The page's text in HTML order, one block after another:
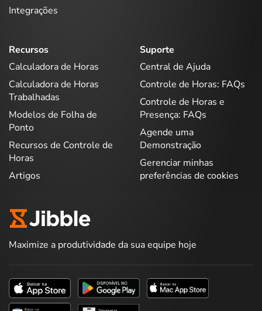
Integrações
Recursos
Calculadora de Horas
Calculadora de Horas
Trabalhadas
Modelos de Folha de
Ponto
Recursos de Controle de
Horas
Artigos
Suporte
Central de Ajuda
Controle de Horas: FAQs
Controle de Horas e
Presença: FAQs
Agende uma
Demonstração
Gerenciar minhas
preferências de cookies
Maximize a produtividade da sua equipe hoje